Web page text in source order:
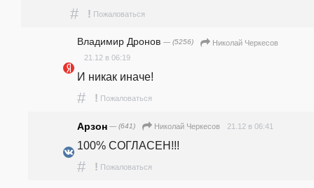
# ! Пожаловаться
Владимир Дронов — (5256)
Николай Черкесов
21.12 в 06:19
И никак иначе!
# ! Пожаловаться
Арзон — (641) Николай Черкесов 21.12 в 06:41
100% СОГЛАСЕН!!!
# ! Пожаловаться